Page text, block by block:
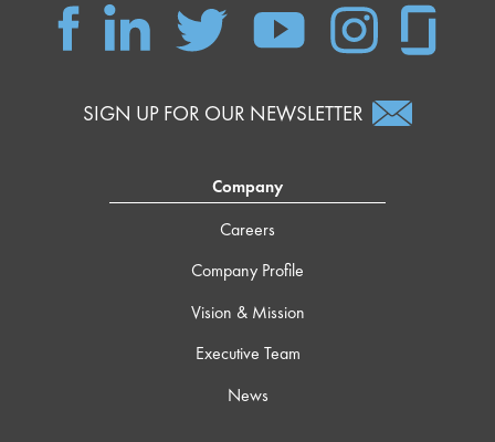
SIGN UP FOR OUR NEWSLETTER
Company
Careers
Company Profile
Vision & Mission
Executive Team
News